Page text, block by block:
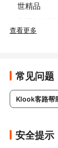
世精品
刺绣DIY体
湘绣大作
博物馆(50
2000平米
统女红文化
2、参观湘
查看更多
常见问题
Klook客路帮
安全提示